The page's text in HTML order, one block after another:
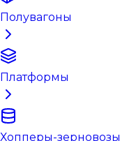
Полувагоны
Платформы
Хопперы-зерновозы